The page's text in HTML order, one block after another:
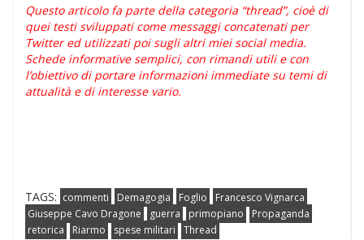
Questo articolo fa parte della categoria “thread”, cioè di
quei testi sviluppati come messaggi concatenati per
Twitter ed utilizzati poi sugli altri miei social media.
Schede informative semplici, con rimandi utili e con
l’obiettivo di portare informazioni immediate su temi di
attualità e di interesse vario.
TAGS: commenti Demagogia Foglio
Francesco Vignarca
Giuseppe Cavo Dragone
guerra primopiano
Propaganda
retorica
Riarmo spese militari Thread